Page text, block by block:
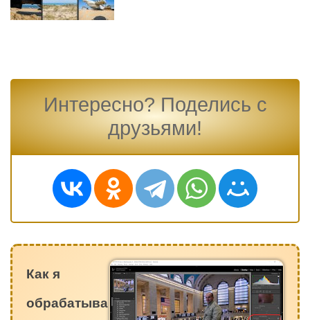
Интересно? Поделись с
друзьями!
Как я
обрабатыва